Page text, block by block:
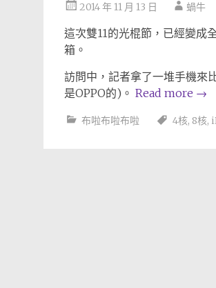
2014 年 11 月 13 日 蝸牛
這次雙11的光棍節，已經變成
箱。
訪問中，記者拿了一堆手機來
是OPPO的)。 Read more →
布啦布啦布啦 4核, 8核,